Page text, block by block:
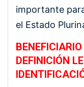
importante
el Estado
DEFINICIÓN